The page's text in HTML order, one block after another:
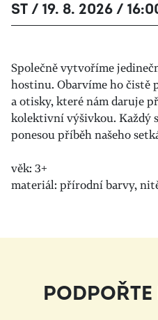
ST / 19. 8. 2026 /
Společně vytvoříme
hostinu. Obarvíme ho čistě
a otisky, které nám daruje
kolektivní výšivkou. Každý
ponesou příběh našeho
věk: 3+
materiál: přírodní barvy,